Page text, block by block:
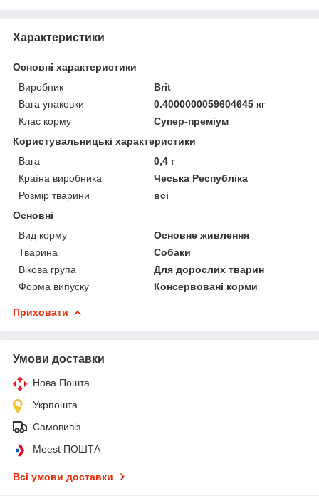
Характеристики
Основні характеристики
Виробник
Brit
Вага упаковки
0.4000000059604645 кг
Клас корму
Супер-преміум
Користувальницькі характеристики
Вага
0,4 г
Країна виробника
Чеська Республіка
Розмір тварини
всі
Основні
Вид корму
Основне живлення
Тварина
Собаки
Вікова група
Для дорослих тварин
Форма випуску
Консервовані корми
Приховати
Умови доставки
Нова Пошта
Укрпошта
Самовивіз
Meest ПОШТА
Всі умови доставки